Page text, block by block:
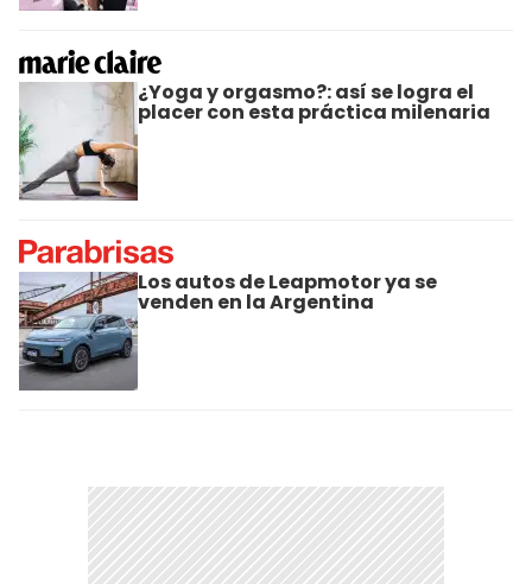
¿Yoga y orgasmo?: así se logra el
placer con esta práctica milenaria
Los autos de Leapmotor ya se
venden en la Argentina